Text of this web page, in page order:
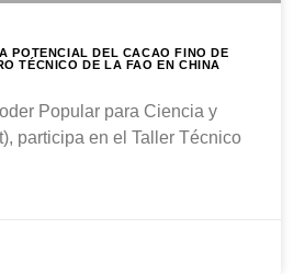
POTENCIAL DEL CACAO FINO DE
TÉCNICO DE LA FAO EN CHINA
Popular para Ciencia y
participa en el Taller Técnico